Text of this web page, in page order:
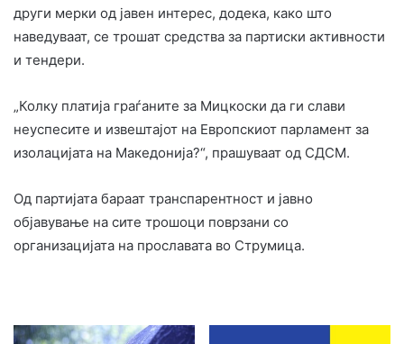
други мерки од јавен интерес, додека, како што
наведуваат, се трошат средства за партиски активности
и тендери.
„Колку платија граѓаните за Мицкоски да ги слави
неуспесите и извештајот на Европскиот парламент за
изолацијата на Македонија?“, прашуваат од СДСМ.
Од партијата бараат транспарентност и јавно
објавување на сите трошоци поврзани со
организацијата на прославата во Струмица.